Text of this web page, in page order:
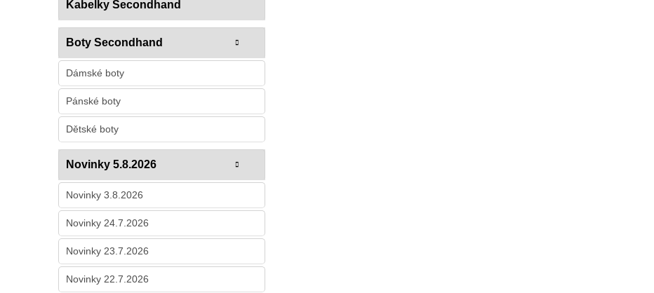
Kabelky Secondhand
Boty Secondhand
Dámské boty
Pánské boty
Dětské boty
Novinky 5.8.2026
Novinky 3.8.2026
Novinky 24.7.2026
Novinky 23.7.2026
Novinky 22.7.2026